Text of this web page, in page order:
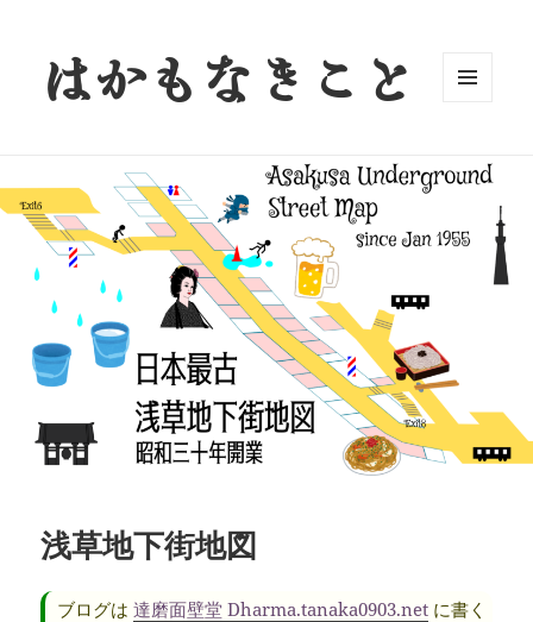
はかもなきこと
ット
浅草地下街地図
ブログは達磨面壁堂 Dharma.tanaka0903.net に書く